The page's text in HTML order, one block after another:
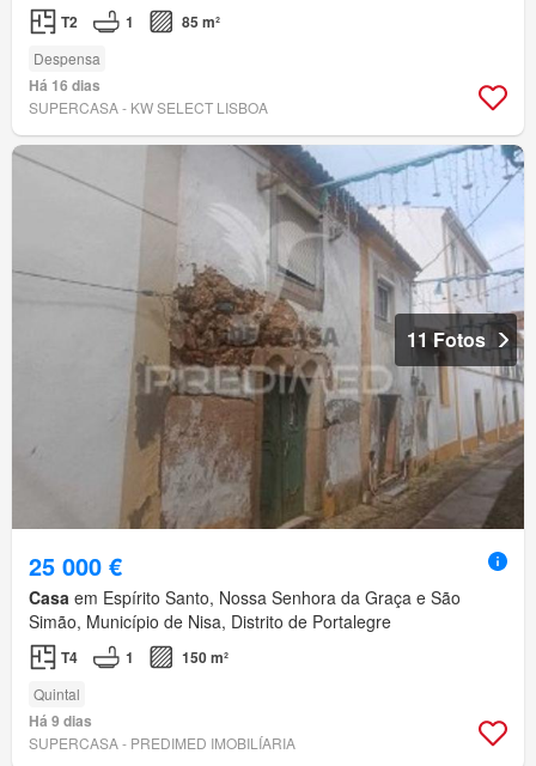
T2 1 85 m²
Despensa
Há 16 dias
SUPERCASA - KW SELECT LISBOA
11 Fotos
25 000 €
Casa em Espírito Santo, Nossa Senhora da Graça e São
Simão, Município de Nisa, Distrito de Portalegre
T4 1 150 m²
Quintal
Há 9 dias
SUPERCASA - PREDIMED IMOBILÍARIA